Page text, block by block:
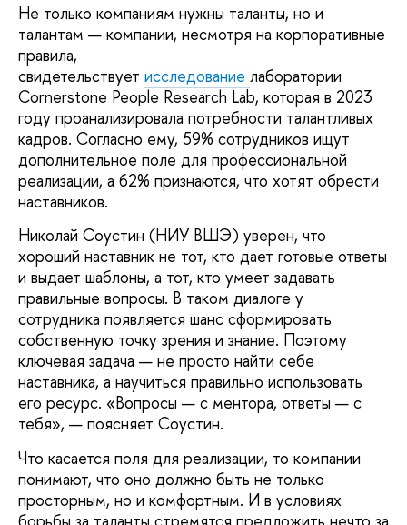
Не только компаниям нужны таланты, но и
талантам — компании, несмотря на корпоративные
правила,
свидетельствует исследование лаборатории
Cornerstone People Research Lab, которая в 2023
году проанализировала потребности талантливых
кадров. Согласно ему, 59% сотрудников ищут
дополнительное поле для профессиональной
реализации, а 62% признаются, что хотят обрести
наставников.
Николай Соустин (НИУ ВШЭ) уверен, что
хороший наставник не тот, кто дает готовые ответы
и выдает шаблоны, а тот, кто умеет задавать
правильные вопросы. В таком диалоге у
сотрудника появляется шанс сформировать
собственную точку зрения и знание. Поэтому
ключевая задача — не просто найти себе
наставника, а научиться правильно использовать
его ресурс. «Вопросы — с ментора, ответы — с
тебя», — поясняет Соустин.
Что касается поля для реализации, то компании
понимают, что оно должно быть не только
просторным, но и комфортным. И в условиях